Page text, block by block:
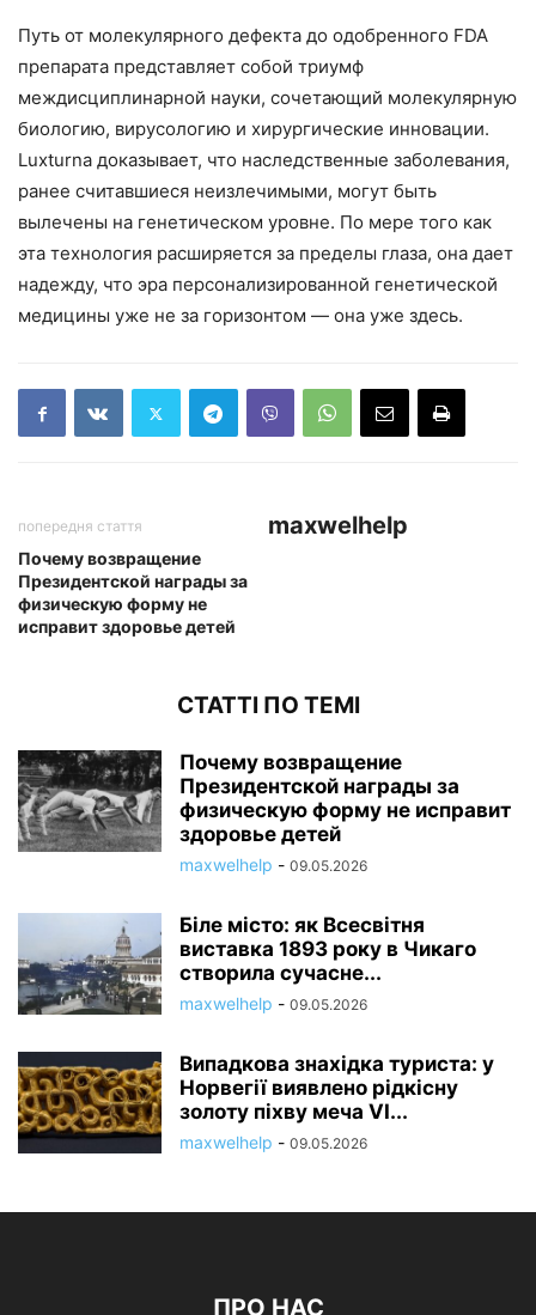
Путь от молекулярного дефекта до одобренного FDA
препарата представляет собой триумф
междисциплинарной науки, сочетающий молекулярную
биологию, вирусологию и хирургические инновации.
Luxturna доказывает, что наследственные заболевания,
ранее считавшиеся неизлечимыми, могут быть
вылечены на генетическом уровне. По мере того как
эта технология расширяется за пределы глаза, она дает
надежду, что эра персонализированной генетической
медицины уже не за горизонтом — она уже здесь.
попередня стаття
Почему возвращение
Президентской награды за
физическую форму не
исправит здоровье детей
maxwelhelp
СТАТТІ ПО ТЕМІ
Почему возвращение
Президентской награды за
физическую форму не исправит
здоровье детей
maxwelhelp - 09.05.2026
Біле місто: як Всесвітня
виставка 1893 року в Чикаго
створила сучасне...
maxwelhelp - 09.05.2026
Випадкова знахідка туриста: у
Норвегії виявлено рідкісну
золоту піхву меча VI...
maxwelhelp - 09.05.2026
ПРО НАС